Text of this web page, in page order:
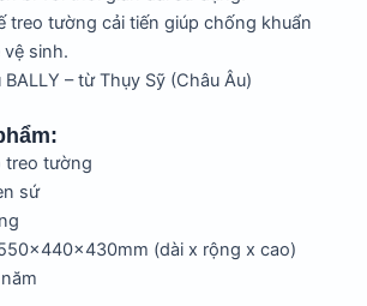
treo tường cải tiến giúp chống khuẩn
vệ sinh.
– từ Thụy Sỹ (Châu Âu)
treo tường
sứ
(dài x rộng x cao)